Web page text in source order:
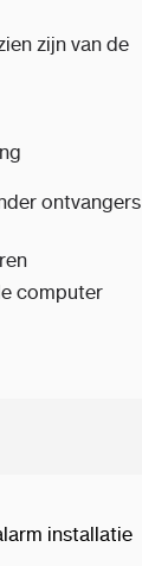
zijn van de
ontvangers
computer
installatie